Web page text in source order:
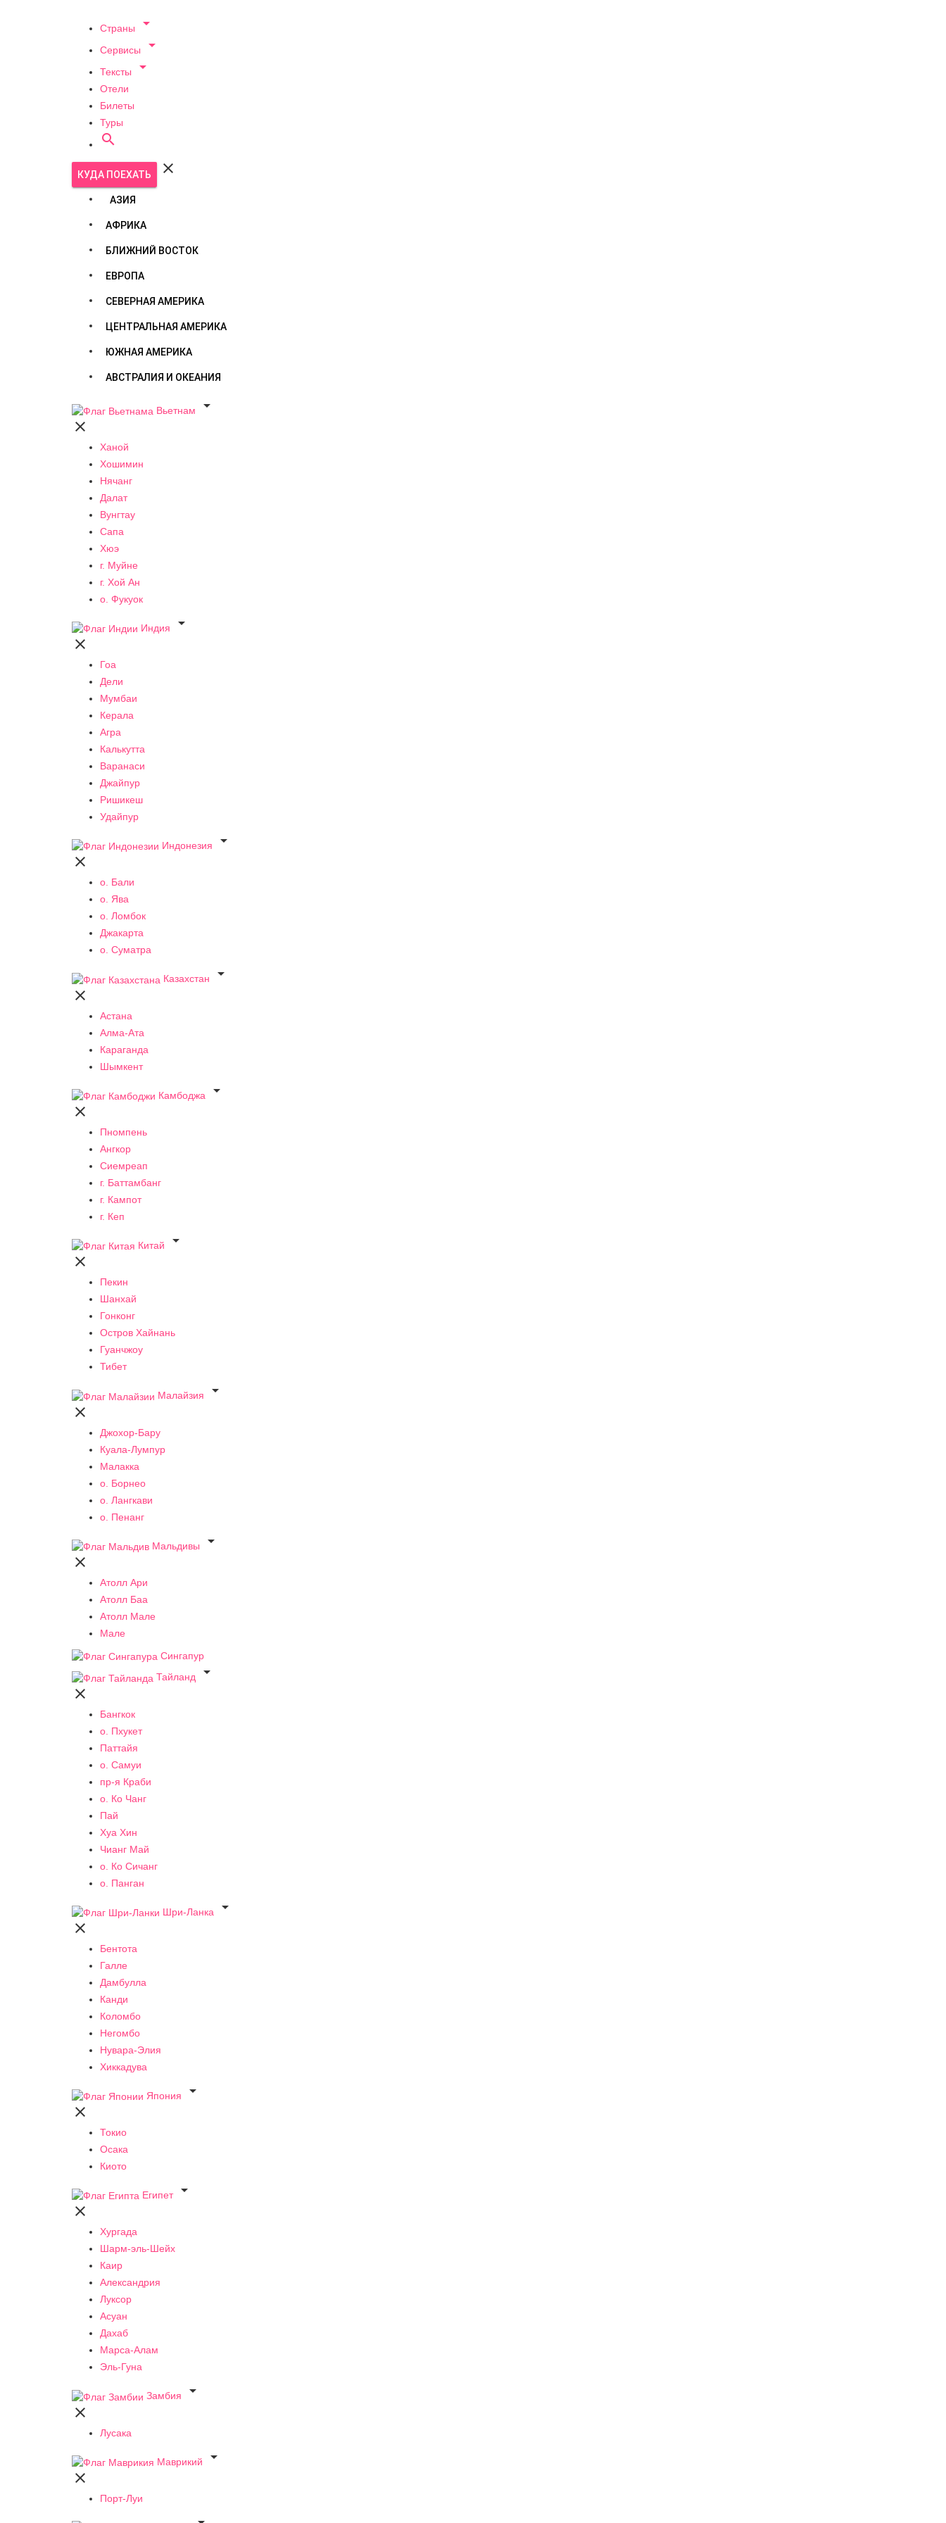
Страны 
Сервисы 
Тексты 
Отели
Билеты
Туры

КУДА ПОЕХАТЬ 
АЗИЯ
АФРИКА
БЛИЖНИЙ ВОСТОК
ЕВРОПА
СЕВЕРНАЯ АМЕРИКА
ЦЕНТРАЛЬНАЯ АМЕРИКА
ЮЖНАЯ АМЕРИКА
АВСТРАЛИЯ И ОКЕАНИЯ
Вьетнам


Ханой
Хошимин
Нячанг
Далат
Вунгтау
Сапа
Хюэ
г. Муйне
г. Хой Ан
о. Фукуок
Индия


Гоа
Дели
Мумбаи
Керала
Агра
Калькутта
Варанаси
Джайпур
Ришикеш
Удайпур
Индонезия


о. Бали
о. Ява
о. Ломбок
Джакарта
о. Суматра
Казахстан


Астана
Алма-Ата
Караганда
Шымкент
Камбоджа


Пномпень
Ангкор
Сиемреап
г. Баттамбанг
г. Кампот
г. Кеп
Китай


Пекин
Шанхай
Гонконг
Остров Хайнань
Гуанчжоу
Тибет
Малайзия


Джохор-Бару
Куала-Лумпур
Малакка
о. Борнео
о. Лангкави
о. Пенанг
Мальдивы


Атолл Ари
Атолл Баа
Атолл Мале
Мале
Сингапур
Тайланд


Бангкок
о. Пхукет
Паттайя
о. Самуи
пр-я Краби
о. Ко Чанг
Пай
Хуа Хин
Чианг Май
о. Ко Сичанг
о. Панган
Шри-Ланка


Бентота
Галле
Дамбулла
Канди
Коломбо
Негомбо
Нувара-Элия
Хиккадува
Япония


Токио
Осака
Киото
Египет


Хургада
Шарм-эль-Шейх
Каир
Александрия
Луксор
Асуан
Дахаб
Марса-Алам
Эль-Гуна
Замбия


Лусака
Маврикий


Порт-Луи